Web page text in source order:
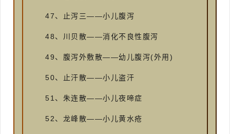
47、止泻三——小儿腹泻
48、川贝散——消化不良性腹泻
49、腹泻外敷散——幼儿腹泻(外用)
50、止汗散——小儿盗汗
51、朱连散——小儿夜啼症
52、龙峰散——小儿黄水疮